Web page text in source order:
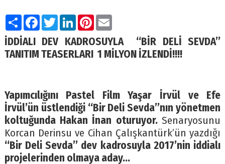
PaylaşFacebook
TwitterLinkedIn
Pinterest
Email
İDDİALI DEV KADROSUYLA ‘‘BİR DELİ SEVDA’’
TANITIM TEASERLARI1 MİLYON İZLENDİ!!!!
Yapımcılığını Pastel Film Yaşar İrvül ve Efe
İrvül’ün üstlendiği ‘‘Bir Deli Sevda’’nın yönetmen
koltuğunda Hakan İnan oturuyor.Senaryosunu
Korcan Derinsu ve Cihan Çalışkantürk’ün yazdığı
‘‘Bir Deli Sevda’’ dev kadrosuyla 2017’nin iddialı
projelerinden olmaya aday…